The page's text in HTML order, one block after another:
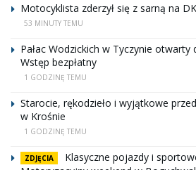
Motocyklista zderzył się z sarną na
53 MINUTY TEMU
Pałac Wodzickich w Tyczynie otwarty
Wstęp bezpłatny
1 GODZINĘ TEMU
Starocie, rękodzieło i wyjątkowe
w Krośnie
1 GODZINĘ TEMU
ZDJĘCIA
Klasyczne pojazdy i